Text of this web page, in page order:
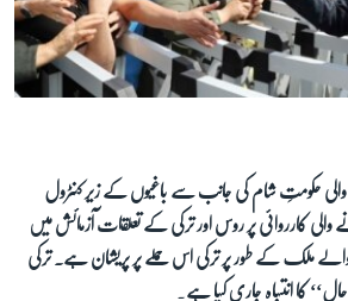
حکومتِ شام کی جانب سے باغیوں کے زیر کنٹرول
کارروائی پر روس اور ترکی کے تعلقات آزمائش میں
ملک کے طور پر ترکی اس حملے پر پریشان ہے۔ ترکی
کا انتباہ جاری کیا ہے